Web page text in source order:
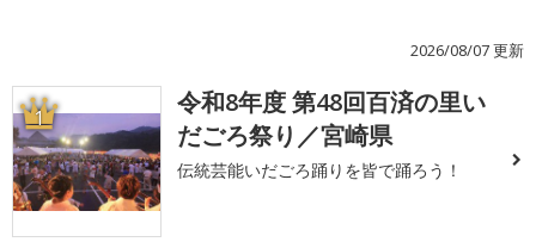
2026/08/07 更新
1
令和8年度 第48回百済の里い
だごろ祭り／宮崎県
伝統芸能いだごろ踊りを皆で踊ろう！